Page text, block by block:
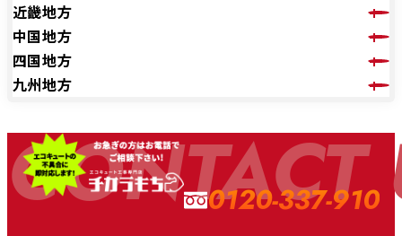
近畿地方
中国地方
四国地方
九州地方
CONTACT
0120-337-910